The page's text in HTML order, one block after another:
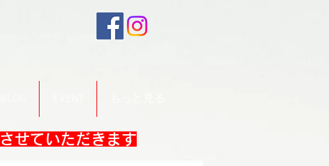
せていただきます